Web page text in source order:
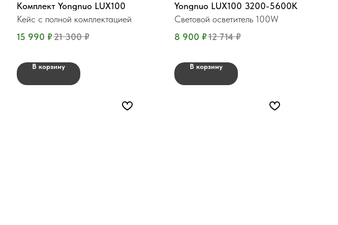
Комплект Yongnuo LUX100
Кейс с полной комплектацией
15 990 ₽21 300 ₽
В корзину
Yongnuo LUX100 3200-5600K
Световой осветитель 100W
8 900 ₽12 714 ₽
В корзину